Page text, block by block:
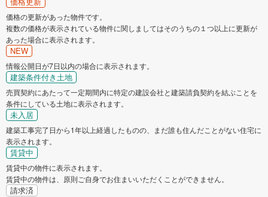
価格の更新があった物件です。
複数の価格が表示されている物件に関しましてはそのうちの１つ以上に更新が
あった場合に表示されます。
NEW
情報公開日が7日以内の場合に表示されます。
建築条件付き土地
売買契約にあたって一定期間内に特定の建設会社と建築請負契約を結ぶことを
条件にしている土地に表示されます。
未入居
建築工事完了日から1年以上経過したものの、まだ誰も住んだことがない住宅に
表示されます。
賃貸中
賃貸中の物件に表示されます。
賃貸中の物件は、原則ご自身でお住まいいただくことができません。
請求済